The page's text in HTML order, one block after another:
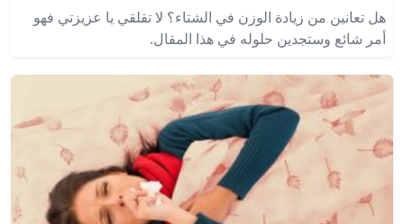
هل تعانين من زيادة الوزن في الشتاء؟ لا تقلقي يا عزيزتي فهو
أمر شائع وستجدين حلوله في هذا المقال.